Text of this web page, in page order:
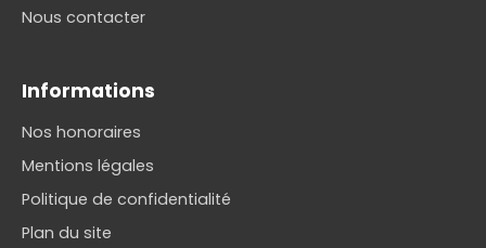
Nous contacter
Informations
Nos honoraires
Mentions légales
Politique de confidentialité
Plan du site